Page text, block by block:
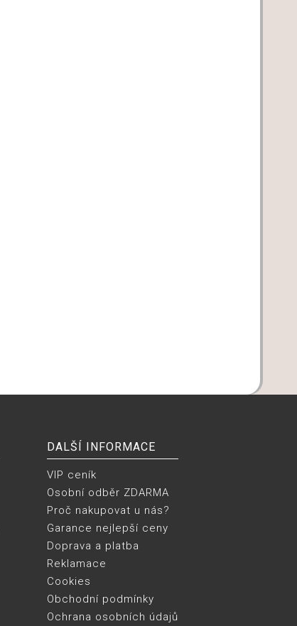
DALŠÍ INFORMACE
VIP ceník
Osobní odběr ZDARMA
Proč nakupovat u nás?
Garance nejlepší ceny
Doprava a platba
Reklamace
Cookies
Obchodní podmínky
Ochrana osobních údajů